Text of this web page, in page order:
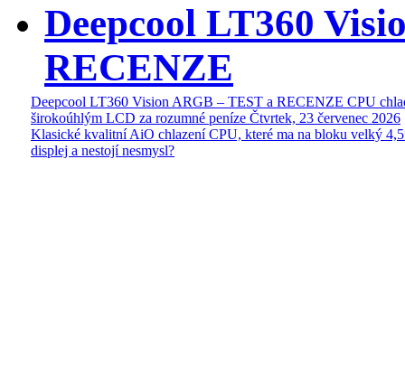
Deepcool LT360
RECENZE
Deepcool LT360 Vision ARGB – TEST a RECENZE CPU
širokoúhlým LCD za rozumné peníze Čtvrtek, 23 červenec 2026
Klasické kvalitní AiO chlazení CPU, které ma na bloku velký
displej a nestojí nesmysl?